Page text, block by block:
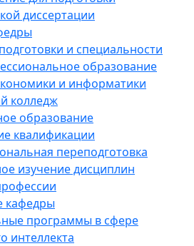
диссертации
и специальности
образование
и информатики
колледж
образование
квалификации
переподготовка
изучение дисциплин
кафедры
программы в сфере
интеллекта